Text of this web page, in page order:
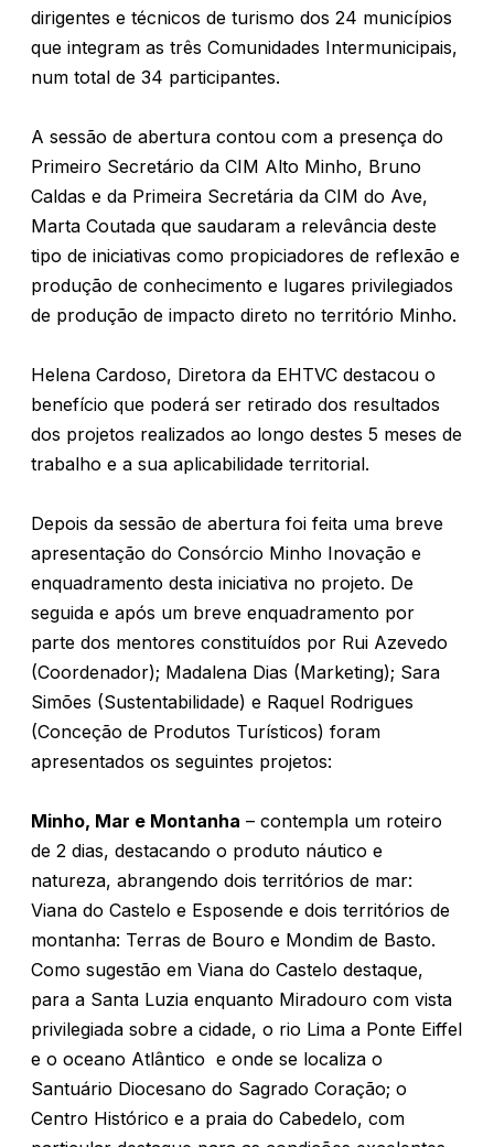
dirigentes e técnicos de turismo dos 24 municípios
que integram as três Comunidades Intermunicipais,
num total de 34 participantes.
A sessão de abertura contou com a presença do
Primeiro Secretário da CIM Alto Minho, Bruno
Caldas e da Primeira Secretária da CIM do Ave,
Marta Coutada que saudaram a relevância deste
tipo de iniciativas como propiciadores de reflexão e
produção de conhecimento e lugares privilegiados
de produção de impacto direto no território Minho.
Helena Cardoso, Diretora da EHTVC destacou o
benefício que poderá ser retirado dos resultados
dos projetos realizados ao longo destes 5 meses de
trabalho e a sua aplicabilidade territorial.
Depois da sessão de abertura foi feita uma breve
apresentação do Consórcio Minho Inovação e
enquadramento desta iniciativa no projeto. De
seguida e após um breve enquadramento por
parte dos mentores constituídos por Rui Azevedo
(Coordenador); Madalena Dias (Marketing); Sara
Simões (Sustentabilidade) e Raquel Rodrigues
(Conceção de Produtos Turísticos) foram
apresentados os seguintes projetos:
Minho, Mar e Montanha – contempla um roteiro
de 2 dias, destacando o produto náutico e
natureza, abrangendo dois territórios de mar:
Viana do Castelo e Esposende e dois territórios de
montanha: Terras de Bouro e Mondim de Basto.
Como sugestão em Viana do Castelo destaque,
para a Santa Luzia enquanto Miradouro com vista
privilegiada sobre a cidade, o rio Lima a Ponte Eiffel
e o oceano Atlântico e onde se localiza o
Santuário Diocesano do Sagrado Coração; o
Centro Histórico e a praia do Cabedelo, com